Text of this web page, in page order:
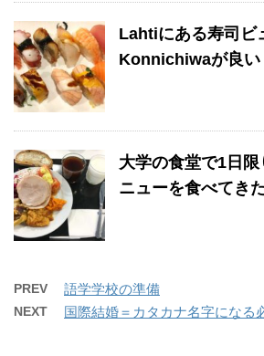
Lahtiにある寿司ビ
Konnichiwaが良い
大学の食堂で1日
ニューを食べてき
PREV 語学学校の準備
NEXT 国際結婚＝カタカナ名字になる